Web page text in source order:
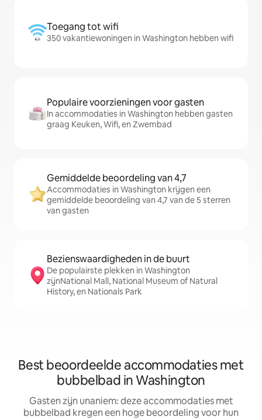
Toegang tot wifi
350 vakantiewoningen in Washington hebben wifi
Populaire voorzieningen voor gasten
In accommodaties in Washington hebben gasten
graag Keuken, Wifi, en Zwembad
Gemiddelde beoordeling van 4,7
Accommodaties in Washington krijgen een
gemiddelde beoordeling van 4,7 van de 5 sterren
van gasten
Bezienswaardigheden in de buurt
De populairste plekken in Washington
zijnNational Mall, National Museum of Natural
History, en Nationals Park
Best beoordeelde accommodaties met
bubbelbad in Washington
Gasten zijn unaniem: deze accommodaties met
bubbelbad kregen een hoge beoordeling voor hun